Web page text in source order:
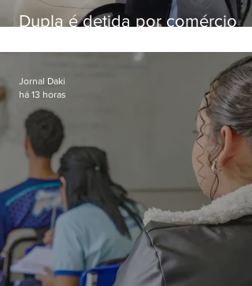
Dupla é detida por comércio
Bangu
Jornal Daki
há 13 horas